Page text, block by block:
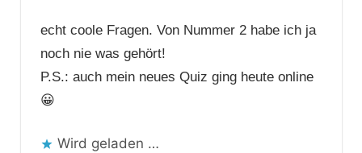
echt coole Fragen. Von Nummer 2 habe ich ja
noch nie was gehört!
P.S.: auch mein neues Quiz ging heute online
😀
Wird geladen …